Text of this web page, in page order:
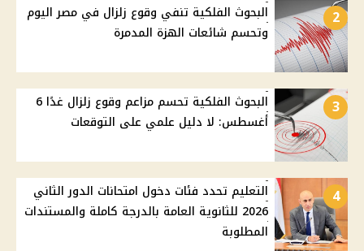
2
البحوث الفلكية تنفي وقوع زلزال في مصر اليوم
وتحسم شائعات الهزة المدمرة
3
البحوث الفلكية تحسم مزاعم وقوع زلزال غدًا 6
أغسطس: لا دليل علمي على التوقعات
4
التعليم تحدد فئات دخول امتحانات الدور الثاني
2026 للثانوية العامة بالدرجة كاملة والمستندات
المطلوبة